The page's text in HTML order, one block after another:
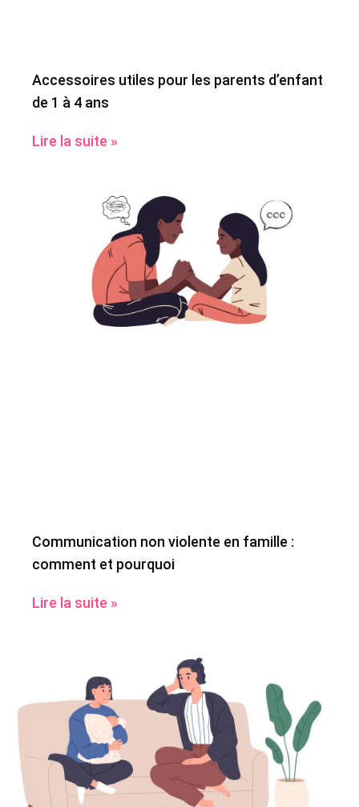
Accessoires utiles pour les parents d’enfant
de 1 à 4 ans
Lire la suite »
Communication non violente en famille :
comment et pourquoi
Lire la suite »